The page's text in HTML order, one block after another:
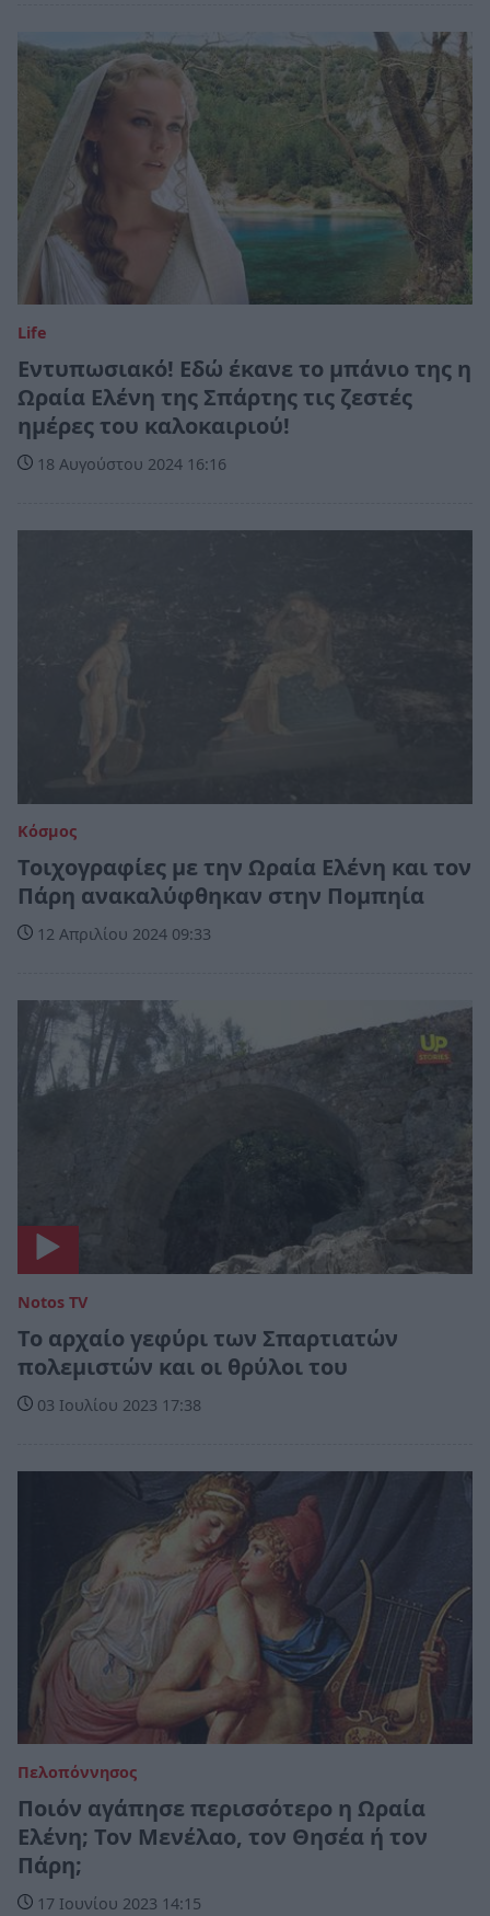
Life
Eντυπωσιακό! Εδώ έκανε το μπάνιο της η
Ωραία Ελένη της Σπάρτης τις ζεστές
ημέρες του καλοκαιριού!
18 Αυγούστου 2024 16:16
Κόσμος
Τοιχογραφίες με την Ωραία Ελένη και τον
Πάρη ανακαλύφθηκαν στην Πομπηία
12 Απριλίου 2024 09:33
Notos TV
Το αρχαίο γεφύρι των Σπαρτιατών
πολεμιστών και οι θρύλοι του
03 Ιουλίου 2023 17:38
Πελοπόννησος
Ποιόν αγάπησε περισσότερο η Ωραία
Ελένη; Τον Μενέλαο, τον Θησέα ή τον
Πάρη;
17 Ιουνίου 2023 14:15